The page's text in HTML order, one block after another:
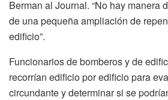
Berman al Journal. “No hay manera
de una pequeña ampliación de
edificio”.
Funcionarios de bomberos y de
recorrían edificio por edificio para
circundante y determinar si se